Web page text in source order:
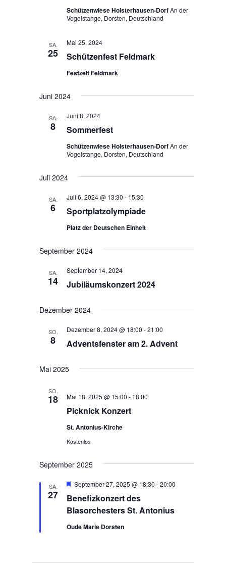
Schützenwiese Holsterhausen-DorfAn der
Vogelstange, Dorsten, Deutschland
SA.
25 Schützenfest Feldmark
Mai 25, 2024
Festzelt Feldmark
Juni 2024
SA.
8 Sommerfest
Juni 8, 2024
Schützenwiese Holsterhausen-DorfAn der
Vogelstange, Dorsten, Deutschland
Juli 2024
SA.
6 Sportplatzolympiade
Juli 6, 2024 @ 13:30 - 15:30
Platz der Deutschen Einheit
September 2024
SA.
14 Jubiläumskonzert 2024
September 14, 2024
Dezember 2024
SO.
8 Adventsfenster am 2. Advent
Dezember 8, 2024 @ 18:00 -21:00
Mai 2025
SO.
18
Picknick Konzert
Mai 18, 2025 @ 15:00 - 18:00
St. Antonius-Kirche
Kostenlos
September 2025
SA.
27
Benefizkonzert des
Blasorchesters St. Antonius
Hervorgehoben
September 27, 2025 @ 18:30 -20:00
Oude Marie Dorsten